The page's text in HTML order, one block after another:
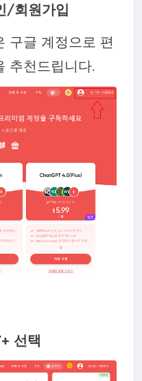
/회원가입
구글 계정으로 편
추천드립니다.
선택